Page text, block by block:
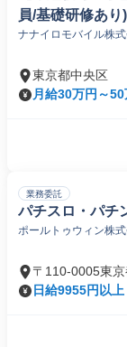
員/基礎研修あり)
ナナイロモバイル株
東京都中央区
月給30万円～50
業務委託
パチスロ・パチ
ポールトゥウィン株
〒110-0005東
日給9955円以上